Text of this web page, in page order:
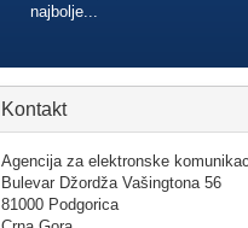
najbolje...
Kontakt
Agencija za elektronske
Bulevar Džordža Vašingtona 56
81000 Podgorica